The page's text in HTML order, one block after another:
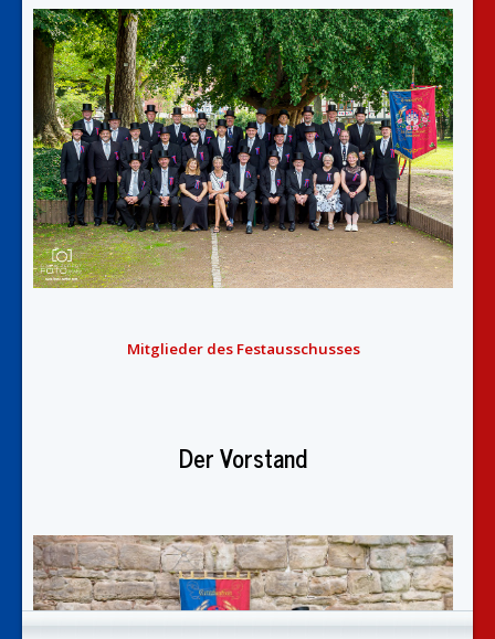
Mitglieder des Festausschusses
Der Vorstand